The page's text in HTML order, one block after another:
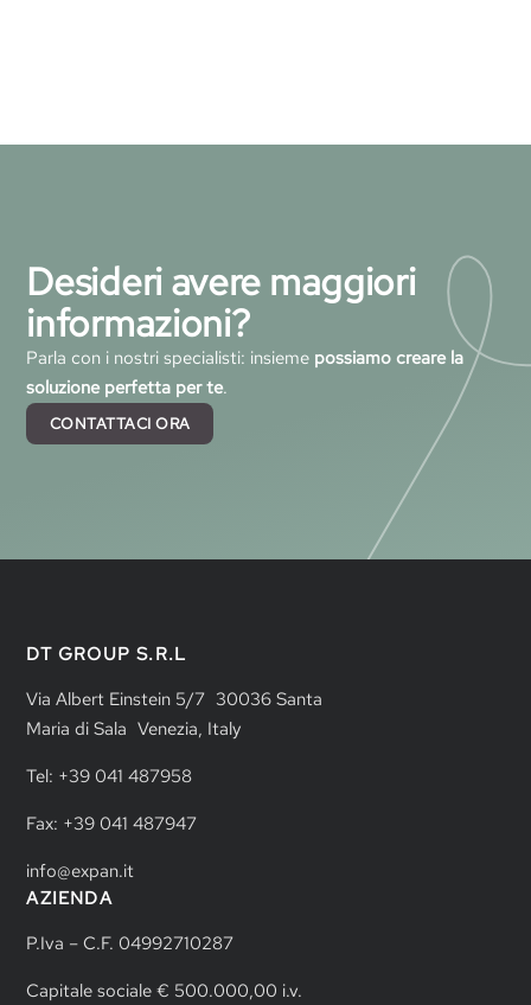
Desideri avere maggiori
informazioni?
Parla con i nostri specialisti: insieme possiamo creare la
soluzione perfetta per te.
CONTATTACI ORA
DT GROUP S.R.L
Via Albert Einstein 5/7 30036 Santa
Maria di Sala Venezia, Italy
Tel: +39 041 487958
Fax: +39 041 487947
info@expan.it
AZIENDA
P.Iva – C.F. 04992710287
Capitale sociale € 500.000,00 i.v.